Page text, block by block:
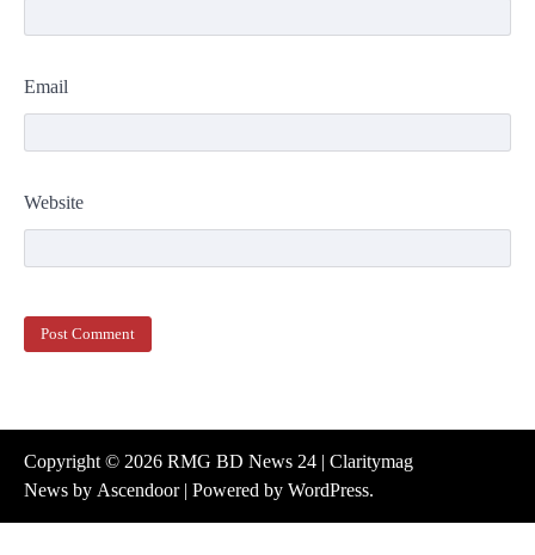
Email
Website
Copyright © 2026 RMG BD News 24 | Claritymag
News by Ascendoor| Powered by WordPress.